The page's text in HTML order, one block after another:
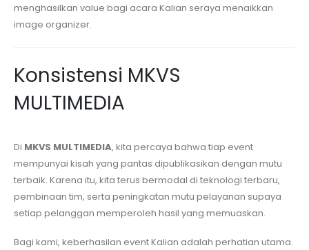
menghasilkan value bagi acara Kalian seraya menaikkan
image organizer.
Konsistensi MKVS
MULTIMEDIA
Di MKVS MULTIMEDIA, kita percaya bahwa tiap event
mempunyai kisah yang pantas dipublikasikan dengan mutu
terbaik. Karena itu, kita terus bermodal di teknologi terbaru,
pembinaan tim, serta peningkatan mutu pelayanan supaya
setiap pelanggan memperoleh hasil yang memuaskan.
Bagi kami, keberhasilan event Kalian adalah perhatian utama.